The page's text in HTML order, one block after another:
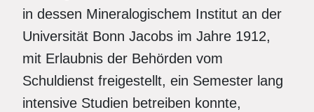
in dessen Mineralogischem Institut an der
Universität Bonn Jacobs im Jahre 1912,
mit Erlaubnis der Behörden vom
Schuldienst freigestellt, ein Semester lang
intensive Studien betreiben konnte,